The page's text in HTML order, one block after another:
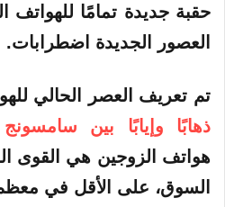
حقبة جديدة تمامًا للهواتف
العصور الجديدة اضطرابات.
تم تعريف العصر الحالي
ذهابًا وإيابًا بين
هواتف الزوجين هي القوى
السوق، على الأقل في